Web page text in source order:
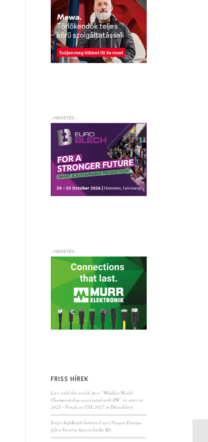
– HIRDETÉS –
– HIRDETÉS –
FRISS HÍREK
Let’s weld the world: first “WeldArt World
Championship associated with IIW” to start in
2025 – Finals at USE 2027 in Düsseldorf
Svájci befektetői háttérrel nyit Nyugat-Európa
felé a Savaria Ipartechnika Kft.